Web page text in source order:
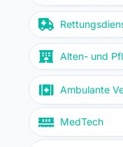

 Alten- und
 Ambulante
 MedTech